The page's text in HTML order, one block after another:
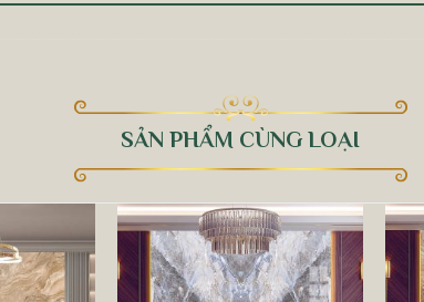
SẢN PHẨM CÙNG LOẠI